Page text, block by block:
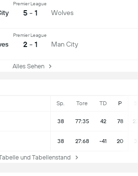
Sp. Tore TD P
38 77:35 42 78
38 27:68 -41 20 3
und Tabellenstand
Premier League
5 - 1 Wolves
Premier League
2 - 1 Man City
Alles Sehen